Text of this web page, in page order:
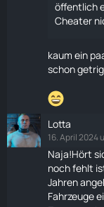
öffentlich
Cheater
kaum ein
schon
Lotta
16. April 2024
Naja!Hört
noch fehlt
Jahren
Fahrzeuge